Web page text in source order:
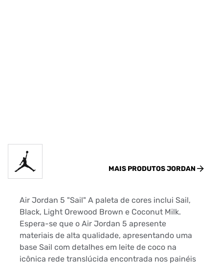
MAIS PRODUTOSJORDAN
Air Jordan 5 "Sail" A paleta de cores inclui Sail,
Black, Light Orewood Brown e Coconut Milk.
Espera-se que o Air Jordan 5 apresente
materiais de alta qualidade, apresentando uma
base Sail com detalhes em leite de coco na
icônica rede translúcida encontrada nos painéis